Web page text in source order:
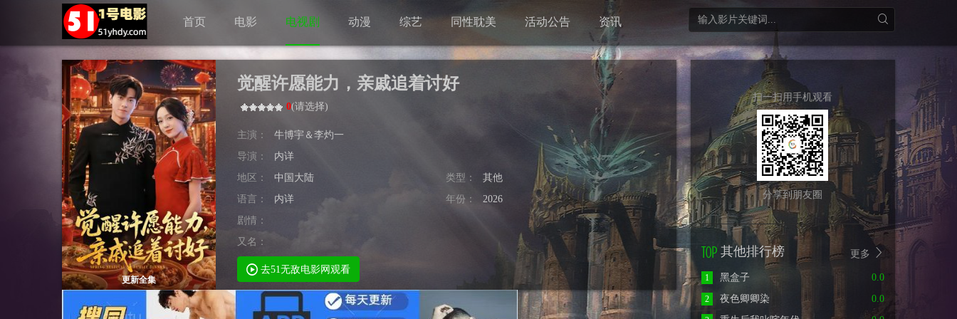
首页 电影 电视剧 动漫 综艺 同性耽美 活动公告 资讯
更新全集
觉醒许愿能力，亲戚追着讨好
0(请选择)
主演：
牛博宇＆李灼一
导演：
内详
地区：
中国大陆 类型：
其他
语言：
内详 年份：
2026
剧情：
又名：
去51无敌电影网观看
扫一扫用手机观看
分享到朋友圈
更多
其他排行榜
0.0
1
黑盒子
0.0
2
夜色卿卿染